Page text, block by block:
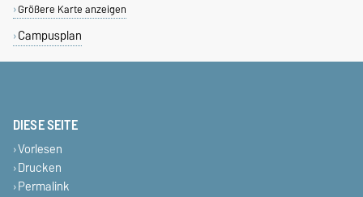
Größere Karte anzeigen
Campusplan
DIESE SEITE
Vorlesen
Drucken
Permalink